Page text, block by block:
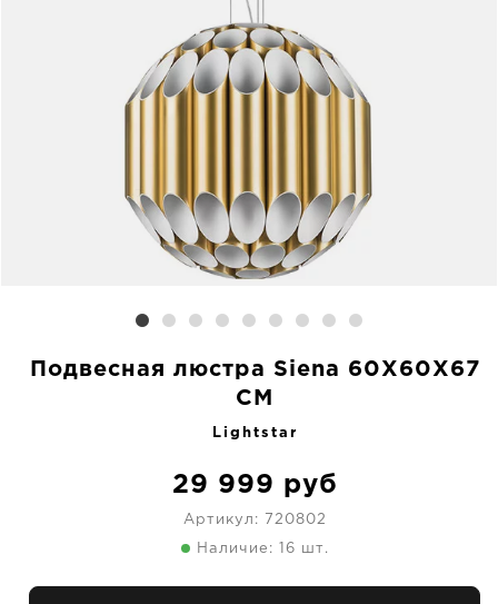
Подвесная люстра Siena 60X60X67
CM
Lightstar
29 999 руб
Артикул: 720802
Наличие: 16 шт.